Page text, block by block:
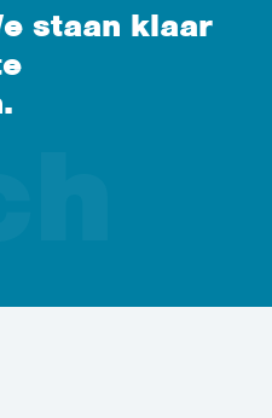
staan klaar